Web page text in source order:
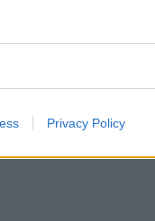
Privacy Policy
εκλογή νέου ηγέτη
81 βουλευτών.
και η τελική